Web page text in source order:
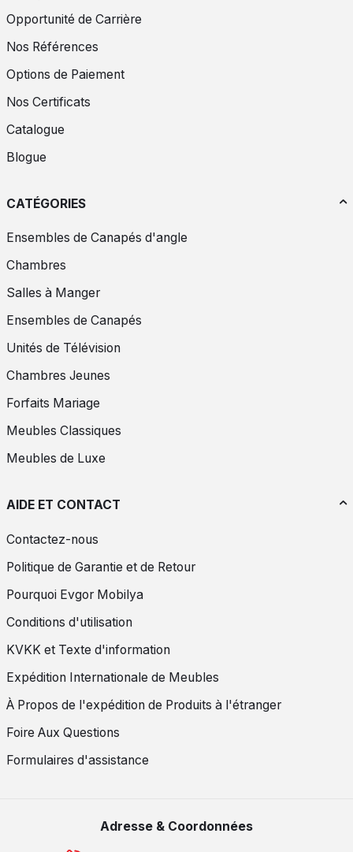
Opportunité de Carrière
Nos Références
Options de Paiement
Nos Certificats
Catalogue
Blogue
CATÉGORIES
Ensembles de Canapés d'angle
Chambres
Salles à Manger
Ensembles de Canapés
Unités de Télévision
Chambres Jeunes
Forfaits Mariage
Meubles Classiques
Meubles de Luxe
AIDE ET CONTACT
Contactez-nous
Politique de Garantie et de Retour
Pourquoi Evgor Mobilya
Conditions d'utilisation
KVKK et Texte d'information
Expédition Internationale de Meubles
À Propos de l'expédition de Produits à l'étranger
Foire Aux Questions
Formulaires d'assistance
Adresse & Coordonnées